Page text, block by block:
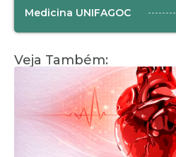
Medicina UNIFAGOC
Veja Também: